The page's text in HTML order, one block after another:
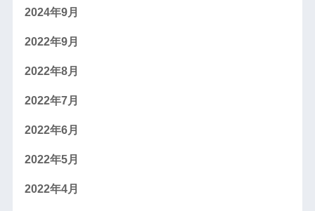
2024年9月
2022年9月
2022年8月
2022年7月
2022年6月
2022年5月
2022年4月